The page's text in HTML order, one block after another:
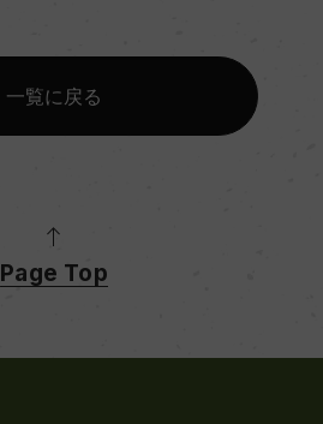
一覧に戻る
Page Top